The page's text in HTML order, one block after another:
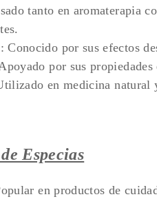
tanto en aromaterapia
Conocido por sus efectos
por sus propiedades
en medicina natural
Especias
en productos de